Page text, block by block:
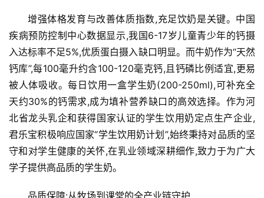
增强体格发育与改善体质指数,充足饮奶是关键。中国
疾病预防控制中心数据显示,我国6-17岁儿童青少年的钙摄
入达标率不足5%,优质蛋白摄入缺口明显。而牛奶作为“天然
钙库”,每100毫升约含100-120毫克钙,且钙磷比例适宜,更易
被人体吸收。每日饮用一盒学生奶(200-250ml),可补充全
天约30%的钙需求,成为填补营养缺口的高效选择。作为河
北省龙头乳企和获得国家认证的学生饮用奶定点生产企业,
君乐宝积极响应国家“学生饮用奶计划”,始终秉持对品质的坚
守和对学生健康的关怀,在乳业领域深耕细作,致力于为广大
学子提供高品质的学生奶。
品质保障:从牧场到课堂的全产业链守护